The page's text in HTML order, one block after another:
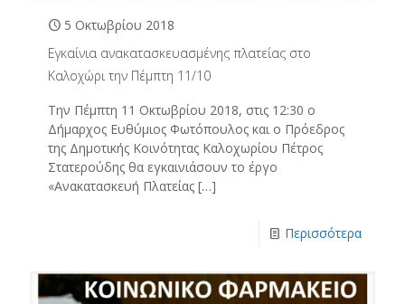
5 Οκτωβρίου 2018
Εγκαίνια ανακατασκευασμένης πλατείας στο
Καλοχώρι την Πέμπτη 11/10
Την Πέμπτη 11 Οκτωβρίου 2018, στις 12:30 o
Δήμαρχος Ευθύμιος Φωτόπουλος και ο Πρόεδρος
της Δημοτικής Κοινότητας Καλοχωρίου Πέτρος
Στατερούδης θα εγκαινιάσουν το έργο
«Ανακατασκευή Πλατείας […]
Περισσότερα